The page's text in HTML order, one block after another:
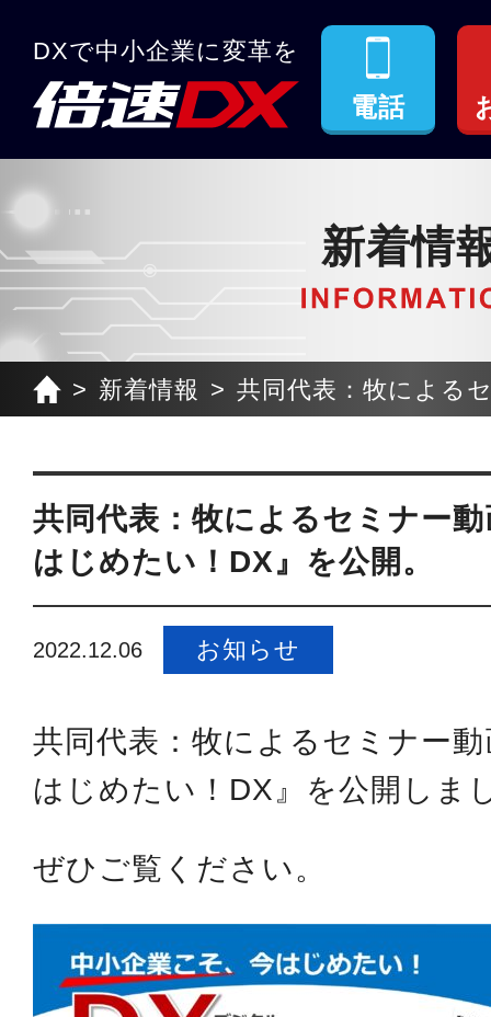
DXで中小企業に変革を
電話
新着情
新着情報 共同代表：牧による
共同代表：牧によるセミナー
はじめたい！DX』を公開。
2022.12.06 お知らせ
共同代表：牧によるセミナー
はじめたい！DX』を公開しま
ぜひご覧ください。